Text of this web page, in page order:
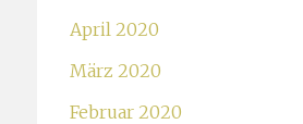
April 2020
März 2020
Februar 2020